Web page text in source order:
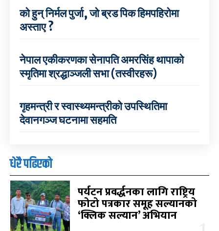
को हुन् निर्मल पुर्जा, जो ब्रड पिक हिमपहिरोमा
अस्ताए ?
नेपाल एकीकरणका सेनापति अमरसिंह थापाको
स्मृतिमा श्रद्धाञ्जली सभा (तस्वीरहरू)
गृहमन्त्री र स्वास्थ्यमन्त्रीको उपस्थितिमा
देवानगञ्ज घटनामा सहमति
धेरै पढिएको
पर्यटन प्रवर्द्धनका लागि राष्ट्रिय
फोटो पत्रकार समूह सल्यानको
‘क्लिक सल्यान’ अभियान